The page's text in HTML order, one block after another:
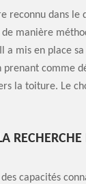
reconnu dans
manière
mis en place
comme
la toiture. Le
capacités